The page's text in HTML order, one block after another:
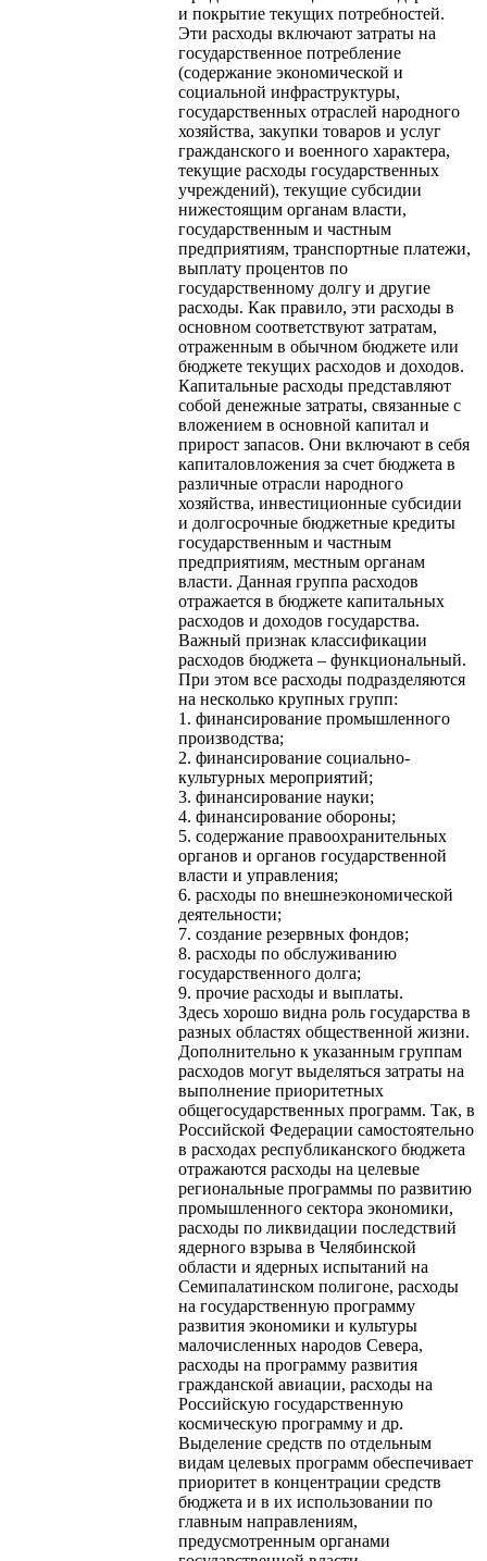
и покрытие текущих потребностей.
Эти расходы включают затраты на
государственное потребление
(содержание экономической и
социальной инфраструктуры,
государственных отраслей народного
хозяйства, закупки товаров и услуг
гражданского и военного характера,
текущие расходы государственных
учреждений), текущие субсидии
нижестоящим органам власти,
государственным и частным
предприятиям, транспортные платежи,
выплату процентов по
государственному долгу и другие
расходы. Как правило, эти расходы в
основном соответствуют затратам,
отраженным в обычном бюджете или
бюджете текущих расходов и доходов.
Капитальные расходы представляют
собой денежные затраты, связанные с
вложением в основной капитал и
прирост запасов. Они включают в себя
капиталовложения за счет бюджета в
различные отрасли народного
хозяйства, инвестиционные субсидии
и долгосрочные бюджетные кредиты
государственным и частным
предприятиям, местным органам
власти. Данная группа расходов
отражается в бюджете капитальных
расходов и доходов государства.
Важный признак классификации
расходов бюджета – функциональный.
При этом все расходы подразделяются
на несколько крупных групп:
1. финансирование промышленного
производства;
2. финансирование социально-
культурных мероприятий;
3. финансирование науки;
4. финансирование обороны;
5. содержание правоохранительных
органов и органов государственной
власти и управления;
6. расходы по внешнеэкономической
деятельности;
7. создание резервных фондов;
8. расходы по обслуживанию
государственного долга;
9. прочие расходы и выплаты.
Здесь хорошо видна роль государства в
разных областях общественной жизни.
Дополнительно к указанным группам
расходов могут выделяться затраты на
выполнение приоритетных
общегосударственных программ. Так, в
Российской Федерации самостоятельно
в расходах республиканского бюджета
отражаются расходы на целевые
региональные программы по развитию
промышленного сектора экономики,
расходы по ликвидации последствий
ядерного взрыва в Челябинской
области и ядерных испытаний на
Семипалатинском полигоне, расходы
на государственную программу
развития экономики и культуры
малочисленных народов Севера,
расходы на программу развития
гражданской авиации, расходы на
Российскую государственную
космическую программу и др.
Выделение средств по отдельным
видам целевых программ обеспечивает
приоритет в концентрации средств
бюджета и в их использовании по
главным направлениям,
предусмотренным органами